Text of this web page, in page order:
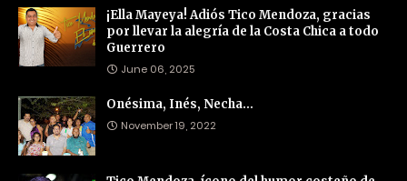
¡Ella Mayeya! Adiós Tico Mendoza, gracias
por llevar la alegría de la Costa Chica a todo
Guerrero
June 06, 2025
Onésima, Inés, Necha…
November 19, 2022